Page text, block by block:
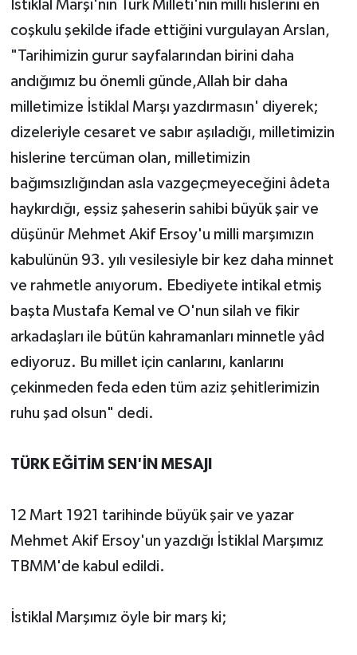
İstiklal Marşı'nın Türk Milleti'nin milli hislerini en
coşkulu şekilde ifade ettiğini vurgulayan Arslan,
"Tarihimizin gurur sayfalarından birini daha
andığımız bu önemli günde,Allah bir daha
milletimize İstiklal Marşı yazdırmasın' diyerek;
dizeleriyle cesaret ve sabır aşıladığı, milletimizin
hislerine tercüman olan, milletimizin
bağımsızlığından asla vazgeçmeyeceğini âdeta
haykırdığı, eşsiz şaheserin sahibi büyük şair ve
düşünür Mehmet Akif Ersoy'u milli marşımızın
kabulünün 93. yılı vesilesiyle bir kez daha minnet
ve rahmetle anıyorum. Ebediyete intikal etmiş
başta Mustafa Kemal ve O'nun silah ve fikir
arkadaşları ile bütün kahramanları minnetle yâd
ediyoruz. Bu millet için canlarını, kanlarını
çekinmeden feda eden tüm aziz şehitlerimizin
ruhu şad olsun" dedi.
TÜRK EĞİTİM SEN'İN MESAJI
12 Mart 1921 tarihinde büyük şair ve yazar
Mehmet Akif Ersoy'un yazdığı İstiklal Marşımız
TBMM'de kabul edildi.
İstiklal Marşımız öyle bir marş ki;